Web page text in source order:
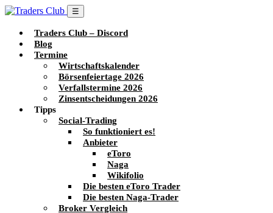
☰
Traders Club – Discord
Blog
Termine
Wirtschaftskalender
Börsenfeiertage 2026
Verfallstermine 2026
Zinsentscheidungen 2026
Tipps
Social-Trading
So funktioniert es!
Anbieter
eToro
Naga
Wikifolio
Die besten eToro Trader
Die besten Naga-Trader
Broker Vergleich